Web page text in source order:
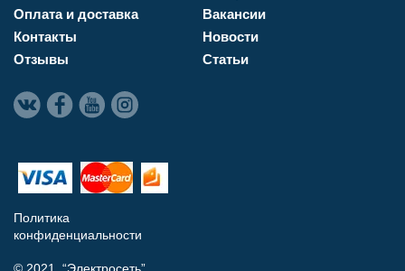
Оплата и доставка
Контакты
Отзывы
Вакансии
Новости
Статьи
Политика
конфиденциальности